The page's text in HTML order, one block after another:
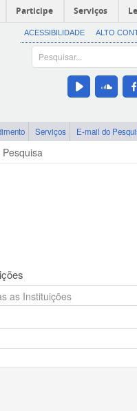
Participe Serviços
ACESSIBILIDADE ALTO
Serviços E-mail do